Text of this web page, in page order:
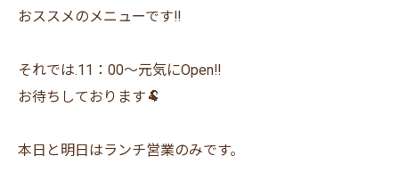
おススメのメニューです‼︎
それでは.11：00〜元気にOpen‼︎
お待ちしております🐏
本日と明日はランチ営業のみです。